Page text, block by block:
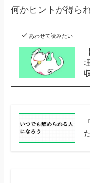
何かヒントが得ら
あわせて読みたい